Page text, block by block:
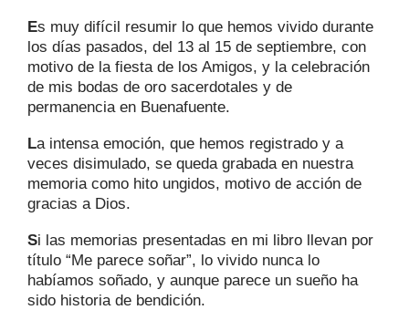
Es muy difícil resumir lo que hemos vivido durante
los días pasados, del 13 al 15 de septiembre, con
motivo de la fiesta de los Amigos, y la celebración
de mis bodas de oro sacerdotales y de
permanencia en Buenafuente.
La intensa emoción, que hemos registrado y a
veces disimulado, se queda grabada en nuestra
memoria como hito ungidos, motivo de acción de
gracias a Dios.
Si las memorias presentadas en mi libro llevan por
título “Me parece soñar”, lo vivido nunca lo
habíamos soñado, y aunque parece un sueño ha
sido historia de bendición.